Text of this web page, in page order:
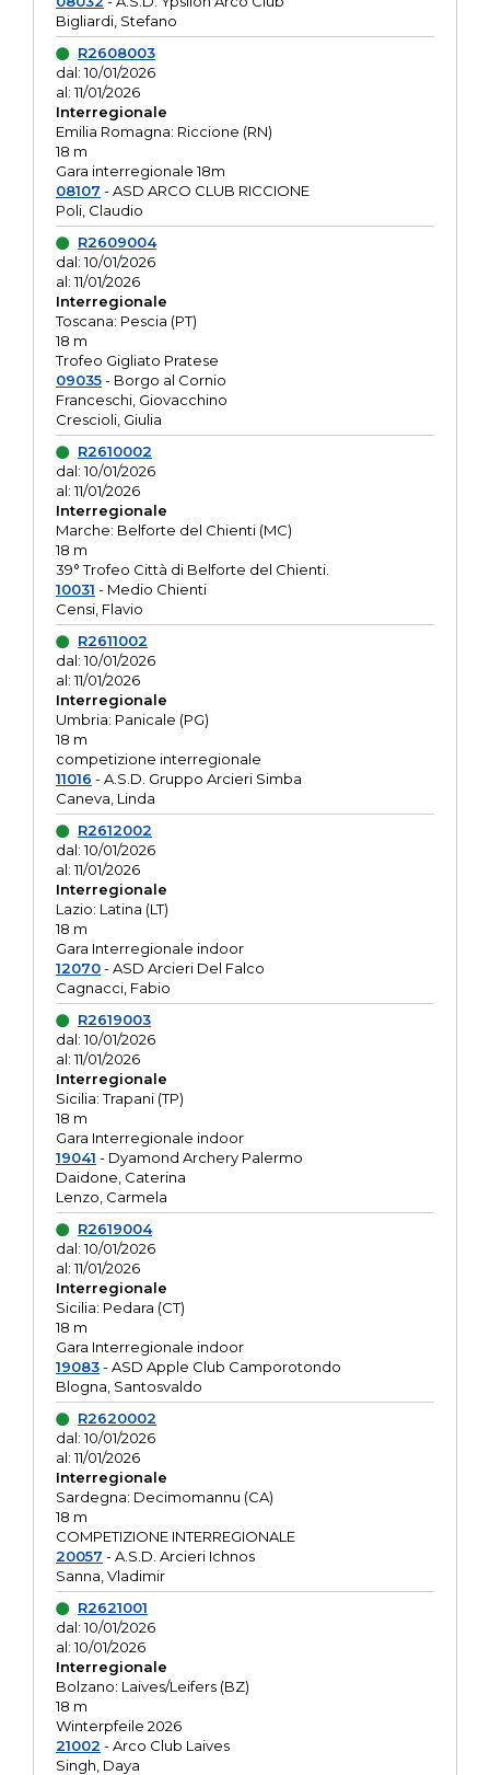
Bigliardi, Stefano
R2608003
dal: 10/01/2026
al: 11/01/2026
Interregionale
Emilia Romagna: Riccione (RN)
18 m
Gara interregionale 18m
08107 - ASD ARCO CLUB RICCIONE
Poli, Claudio
R2609004
dal: 10/01/2026
al: 11/01/2026
Interregionale
Toscana: Pescia (PT)
18 m
Trofeo Gigliato Pratese
09035- Borgo al Cornio
Franceschi, Giovacchino
Crescioli, Giulia
R2610002
dal: 10/01/2026
al: 11/01/2026
Interregionale
Marche: Belforte del Chienti (MC)
18 m
39° Trofeo Città di Belforte del Chienti.
10031 - Medio Chienti
Censi, Flavio
R2611002
dal: 10/01/2026
al: 11/01/2026
Interregionale
Umbria: Panicale (PG)
18 m
competizione interregionale
11016 - A.S.D. Gruppo Arcieri Simba
Caneva, Linda
R2612002
dal: 10/01/2026
al: 11/01/2026
Interregionale
Lazio: Latina (LT)
18 m
Gara Interregionale indoor
12070- ASD Arcieri Del Falco
Cagnacci, Fabio
R2619003
dal: 10/01/2026
al: 11/01/2026
Interregionale
Sicilia: Trapani (TP)
18 m
Gara Interregionale indoor
19041 - Dyamond Archery Palermo
Daidone, Caterina
Lenzo, Carmela
R2619004
dal: 10/01/2026
al: 11/01/2026
Interregionale
Sicilia: Pedara (CT)
18 m
Gara Interregionale indoor
19083- ASD Apple Club Camporotondo
Blogna, Santosvaldo
R2620002
dal: 10/01/2026
al: 11/01/2026
Interregionale
Sardegna: Decimomannu (CA)
18 m
COMPETIZIONE INTERREGIONALE
20057 - A.S.D. Arcieri Ichnos
Sanna, Vladimir
R2621001
dal: 10/01/2026
al: 10/01/2026
Interregionale
Bolzano: Laives/Leifers (BZ)
18 m
Winterpfeile 2026
21002 - Arco Club Laives
Singh, Daya